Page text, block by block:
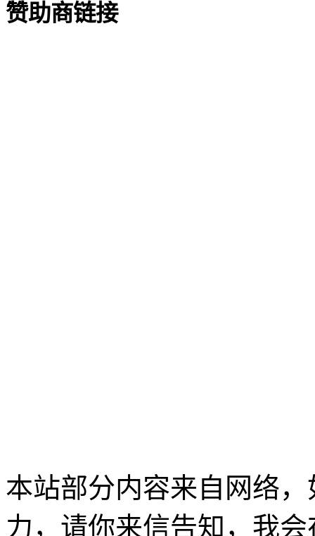
赞助商链接
本站部分内容来自网络
力，请你来信告知，我